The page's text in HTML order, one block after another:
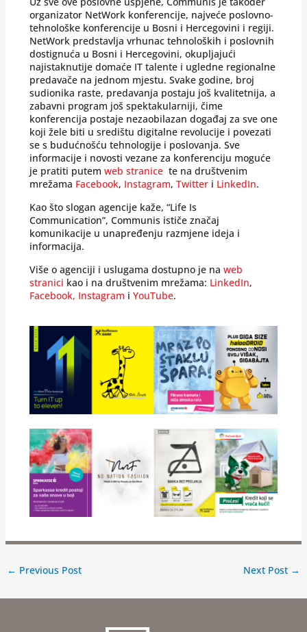
organizator NetWork konferencije, najveće poslovno-
tehnološke konferencije u Bosni i Hercegovini i regiji.
NetWork predstavlja vrhunac tehnoloških i poslovnih
dostignuća u Bosni i Hercegovini, okupljajući
najistaknutije domaće IT talente i ugledne regionalne
predavače na jednom mjestu. Svake godine, broj
sudionika raste, predavanja postaju još kvalitetnija, a
zabavni program još spektakularniji, čime
konferencija postaje nezaobilazan događaj za sve one
koji žele biti u središtu digitalne revolucije i povezati
se s budućnošću tehnologije i poslovanja. Sve
informacije i novosti vezane za konferenciju moguće
je pratiti putem web stranice te na društvenim
mrežama Facebook, Instagram, Twitteri LinkedIn.
Kao što slogan agencije kaže, “Life Is
Communication”, Communis ističe značaj
komunikacije u unapređenju razmjene ideja i
informacija.
Više o agenciji i uslugama dostupno je na web
stranici kao i na društvenim mrežama: LinkedIn,
Facebook, Instagram i YouTube.
← Previous Post Next Post →